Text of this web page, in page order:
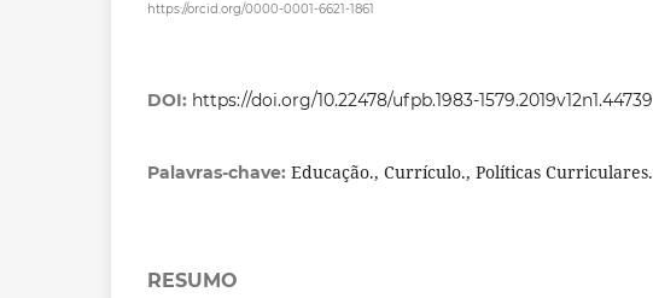
https://orcid.org/0000-0001-6621-1861
DOI: https://doi.org/10.22478/ufpb.1983-1579.2019v12n1.44739
Palavras-chave: Educação., Currículo., Políticas Curriculares.
RESUMO